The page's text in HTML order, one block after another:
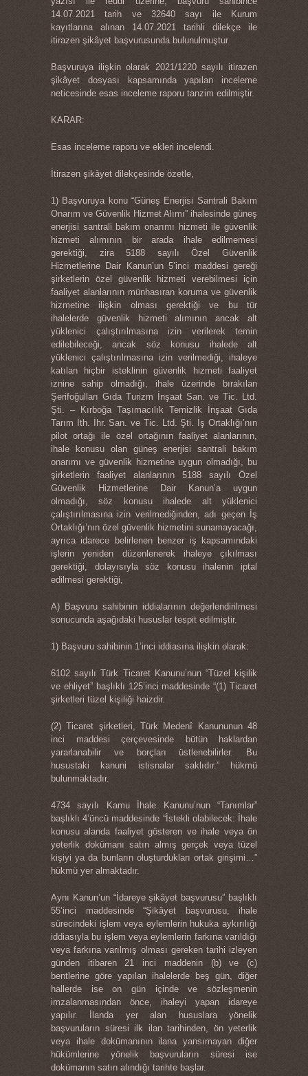
14.07.2021 tarih ve 32640 sayı ile Kurum
kayıtlarına alınan 14.07.2021 tarihli dilekçe ile
itirazen şikâyet başvurusunda bulunulmuştur.
Başvuruya ilişkin olarak 2021/1220 sayılı itirazen
şikâyet dosyası kapsamında yapılan inceleme
neticesinde esas inceleme raporu tanzim edilmiştir.
KARAR:
Esas inceleme raporu ve ekleri incelendi.
İtirazen şikâyet dilekçesinde özetle,
1) Başvuruya konu “Güneş Enerjisi Santrali Bakım
Onarım ve Güvenlik Hizmet Alımı” ihalesinde güneş
enerjisi santrali bakım onarımı hizmeti ile güvenlik
hizmeti alımının bir arada ihale edilmemesi
gerektiği, zira 5188 sayılı Özel Güvenlik
Hizmetlerine Dair Kanun’un 5’inci maddesi gereği
şirketlerin özel güvenlik hizmeti verebilmesi için
faaliyet alanlarının münhasıran koruma ve güvenlik
hizmetine ilişkin olması gerektiği ve bu tür
ihalelerde güvenlik hizmeti alımının ancak alt
yüklenici çalıştırılmasına izin verilerek temin
edilebileceği, ancak söz konusu ihalede alt
yüklenici çalıştırılmasına izin verilmediği, ihaleye
katılan hiçbir isteklinin güvenlik hizmeti faaliyet
iznine sahip olmadığı, ihale üzerinde bırakılan
Şerifoğulları Gıda Turizm İnşaat San. ve Tic. Ltd.
Şti. – Kırboğa Taşımacılık Temizlik İnşaat Gıda
Tarım İth. İhr. San. ve Tic. Ltd. Şti. İş Ortaklığı’nın
pilot ortağı ile özel ortağının faaliyet alanlarının,
ihale konusu olan güneş enerjisi santrali bakım
onarımı ve güvenlik hizmetine uygun olmadığı, bu
şirketlerin faaliyet alanlarının 5188 sayılı Özel
Güvenlik Hizmetlerine Dair Kanun’a uygun
olmadığı, söz konusu ihalede alt yüklenici
çalıştırılmasına izin verilmediğinden, adı geçen İş
Ortaklığı’nın özel güvenlik hizmetini sunamayacağı,
ayrıca idarece belirlenen benzer iş kapsamındaki
işlerin yeniden düzenlenerek ihaleye çıkılması
gerektiği, dolayısıyla söz konusu ihalenin iptal
edilmesi gerektiği,
A) Başvuru sahibinin iddialarının değerlendirilmesi
sonucunda aşağıdaki hususlar tespit edilmiştir.
1) Başvuru sahibinin 1’inci iddiasına ilişkin olarak:
6102 sayılı Türk Ticaret Kanunu’nun “Tüzel kişilik
ve ehliyet” başlıklı 125’inci maddesinde “(1) Ticaret
şirketleri tüzel kişiliği haizdir.
(2) Ticaret şirketleri, Türk Medenî Kanununun 48
inci maddesi çerçevesinde bütün haklardan
yararlanabilir ve borçları üstlenebilirler. Bu
husustaki kanuni istisnalar saklıdır.” hükmü
bulunmaktadır.
4734 sayılı Kamu İhale Kanunu’nun “Tanımlar”
başlıklı 4’üncü maddesinde “İstekli olabilecek: İhale
konusu alanda faaliyet gösteren ve ihale veya ön
yeterlik dokümanı satın almış gerçek veya tüzel
kişiyi ya da bunların oluşturdukları ortak girişimi…”
hükmü yer almaktadır.
Aynı Kanun’un “İdareye şikâyet başvurusu” başlıklı
55’inci maddesinde “Şikâyet başvurusu, ihale
sürecindeki işlem veya eylemlerin hukuka aykırılığı
iddiasıyla bu işlem veya eylemlerin farkına varıldığı
veya farkına varılmış olması gereken tarihi izleyen
günden itibaren 21 inci maddenin (b) ve (c)
bentlerine göre yapılan ihalelerde beş gün, diğer
hallerde ise on gün içinde ve sözleşmenin
imzalanmasından önce, ihaleyi yapan idareye
yapılır. İlanda yer alan hususlara yönelik
başvuruların süresi ilk ilan tarihinden, ön yeterlik
veya ihale dokümanının ilana yansımayan diğer
hükümlerine yönelik başvuruların süresi ise
dokümanın satın alındığı tarihte başlar.